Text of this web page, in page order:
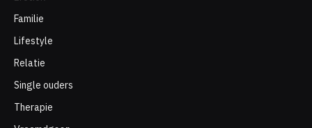
Familie
Lifestyle
Relatie
Single ouders
Therapie